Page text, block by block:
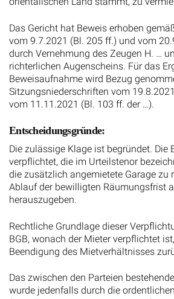
vom 9.7.2021 (Bl. 205 ff.) und vom
durch Vernehmung des Zeugen H. …
richterlichen Augenscheins. Für das
Beweisaufnahme wird Bezug
Sitzungsniederschriften vom
vom 11.11.2021 (Bl. 103 ff. der …).
Die zulässige Klage ist begründet. Die
verpflichtet, die im Urteilstenor
die zusätzlich angemietete Garage zu
Ablauf der bewilligten Räumungsfrist
herauszugeben.
BGB, wonach der Mieter verpflichtet
Beendigung des Mietverhältnisses
wurde jedenfalls durch die
(betreffend Wohnung und Garage) mit